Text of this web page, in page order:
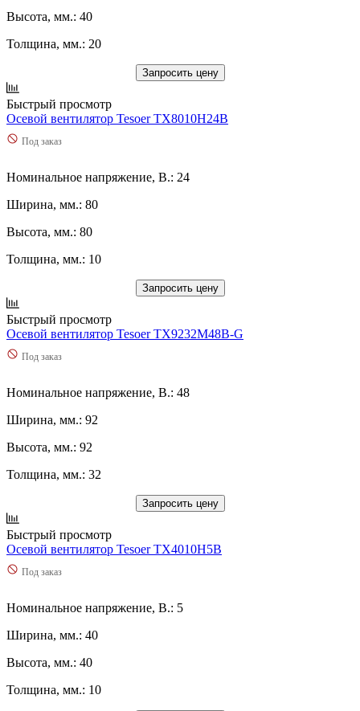
Высота, мм.: 40
Толщина, мм.: 20
Запросить цену
Быстрый просмотр
Осевой вентилятор Tesoer TX8010H24B
Под заказ
Номинальное напряжение, В.: 24
Ширина, мм.: 80
Высота, мм.: 80
Толщина, мм.: 10
Запросить цену
Быстрый просмотр
Осевой вентилятор Tesoer TX9232M48B-G
Под заказ
Номинальное напряжение, В.: 48
Ширина, мм.: 92
Высота, мм.: 92
Толщина, мм.: 32
Запросить цену
Быстрый просмотр
Осевой вентилятор Tesoer TX4010H5B
Под заказ
Номинальное напряжение, В.: 5
Ширина, мм.: 40
Высота, мм.: 40
Толщина, мм.: 10